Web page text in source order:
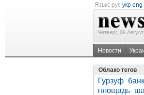
Язык: рус укр eng
Четверг, 06 Август
Новости
Облако тегов
Гурзуф
площадь